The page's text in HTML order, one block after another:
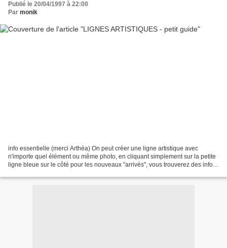
Publié le 20/04/1997 à 22:00
Par monik
info essentielle (merci Arthéa) On peut créer une ligne artistique avec
n'importe quel élément ou même photo, en cliquant simplement sur la petite
ligne bleue sur le côté pour les nouveaux "arrivés", vous trouverez des infos